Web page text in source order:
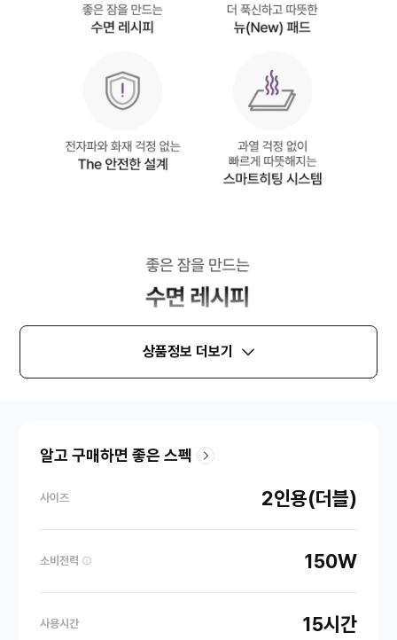
상품정보 더보기
알고 구매하면 좋은 스펙
사이즈 2인용(더블)
소비전력 150W
사용시간 15시간